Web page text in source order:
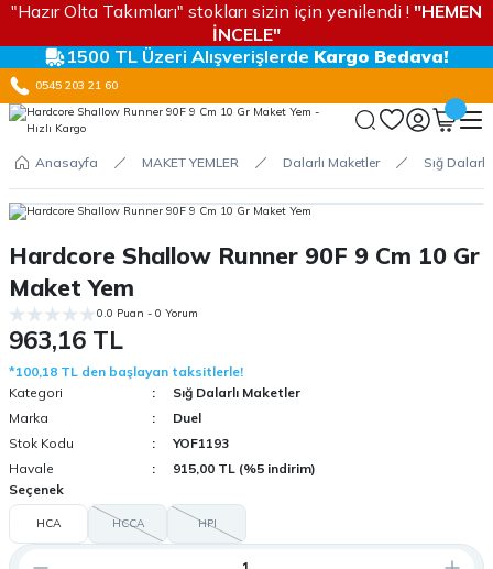
"Hazır Olta Takımları" stokları sizin için yenilendi ! "HEMEN
İNCELE"
1500 TL Üzeri Alışverişlerde Kargo Bedava!
0545 203 21 60
Anasayfa MAKET YEMLER Dalarlı Maketler Sığ
Hardcore Shallow Runner 90F 9 Cm 10 Gr
Maket Yem
0.0 Puan - 0 Yorum
963,16 TL
*100,18 TL den başlayan taksitlerle!
Kategori
Sığ Dalarlı Maketler
Marka
Duel
Stok Kodu
YOF1193
Havale
915,00 TL (%5 indirim)
Seçenek
HCA HCCA HPI